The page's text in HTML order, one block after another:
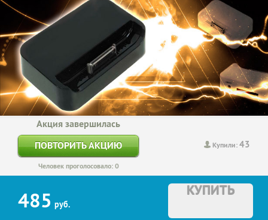
Купили:43
Акция завершилась
ПОВТОРИТЬ АКЦИЮ
Человек проголосовало: 0
485 руб.
КУПИТЬ